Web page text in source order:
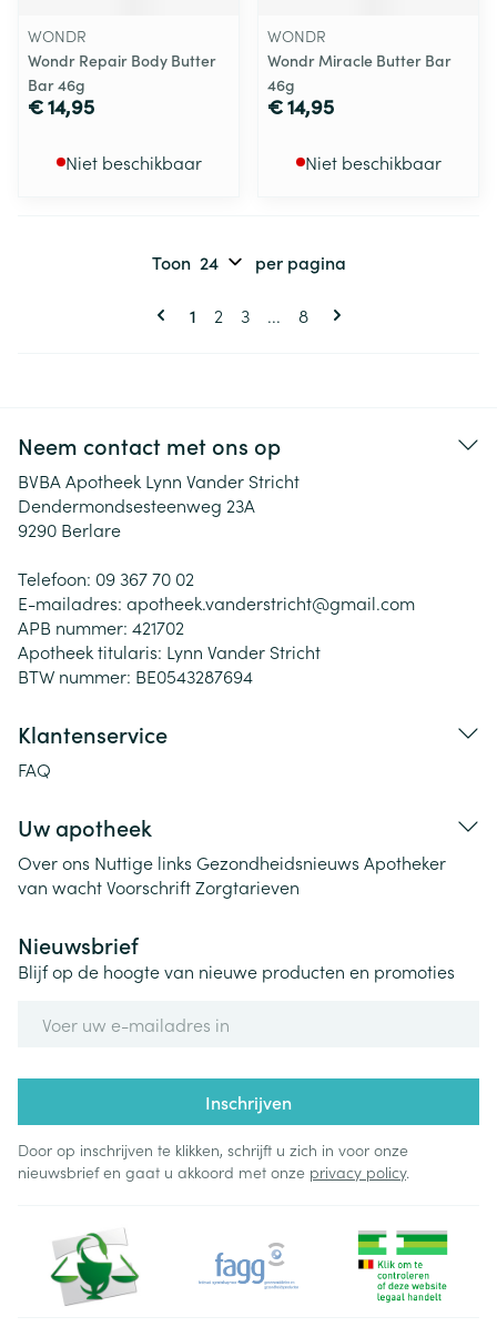
WONDR
Wondr Repair Body Butter
Bar 46g
€ 14,95
Niet beschikbaar
WONDR
Wondr Miracle Butter Bar
46g
€ 14,95
Niet beschikbaar
Pagina's
U lees momenteel pagina
1 Pagina
2 Pagina
3 ... Pagina
8
Toon per pagina
Neem contact met ons op
BVBA Apotheek Lynn Vander Stricht
Dendermondsesteenweg 23A
9290 Berlare
Telefoon: 09 367 70 02
E-mailadres: apotheek.vanderstricht@gmail.com
APB nummer: 421702
Apotheek titularis: Lynn Vander Stricht
BTW nummer: BE0543287694
Klantenservice
FAQ
Uw apotheek
Over ons Nuttige links Gezondheidsnieuws Apotheker
van wachtVoorschriftZorgtarieven
Nieuwsbrief
Blijf op de hoogte van nieuwe producten en promoties
Inschrijven
Door op inschrijven te klikken, schrijft u zich in voor onze
nieuwsbrief en gaat u akkoord met onze privacy policy.